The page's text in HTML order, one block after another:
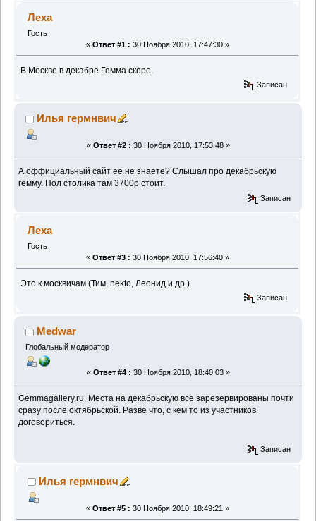
Леха
Гость
« Ответ #1 : 30 Ноября 2010, 17:47:30 »
В Москве в декабре Гемма скоро.
Записан
Илья гермнвич
« Ответ #2 : 30 Ноября 2010, 17:53:48 »
А оффициальный сайт ее не знаете? Слышал про декабрьскую
гемму. Пол столика там 3700р стоит.
Записан
Леха
Гость
« Ответ #3 : 30 Ноября 2010, 17:56:40 »
Это к москвичам (Тим, nekto, Леонид и др.)
Записан
Medwar
Глобальный модератор
« Ответ #4 : 30 Ноября 2010, 18:40:03 »
Gemmagallery.ru. Места на декабрьскую все зарезервированы почти
сразу после октябрьской. Разве что, с кем то из участников
договориться.
Записан
Илья гермнвич
« Ответ #5 : 30 Ноября 2010, 18:49:21 »